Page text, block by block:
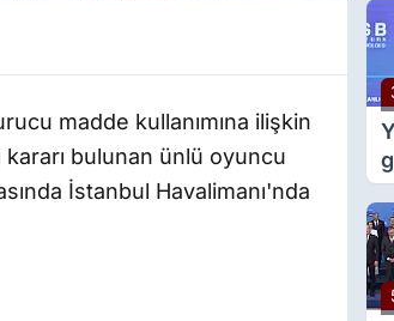
madde kullanımına ilişkin
kararı bulunan ünlü oyuncu
İstanbul Havalimanı'nda